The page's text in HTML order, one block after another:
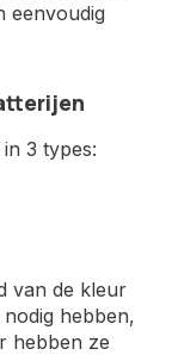
eenvoudig
3 types:
van de kleur
hebben,
hebben ze